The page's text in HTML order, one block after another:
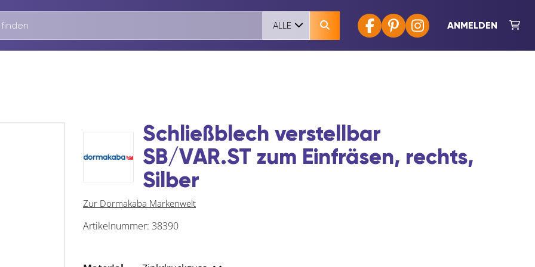
ANMELDEN
ALLE
Schließblech verstellbar
SB/VAR.ST zum Einfräsen, rechts,
Silber
Zur Dormakaba Markenwelt
Artikelnummer: 38390